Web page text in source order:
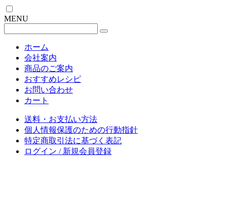
MENU
ホーム
会社案内
商品のご案内
おすすめレシピ
お問い合わせ
カート
送料・お支払い方法
個人情報保護のための行動指針
特定商取引法に基づく表記
ログイン / 新規会員登録